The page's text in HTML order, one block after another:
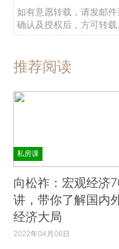
如有意愿转载，请发邮件
确认及授权后，方可转载
推荐阅读
私房课
向松祚：宏观经济
讲，带你了解国内
经济大局
2022年04月06日